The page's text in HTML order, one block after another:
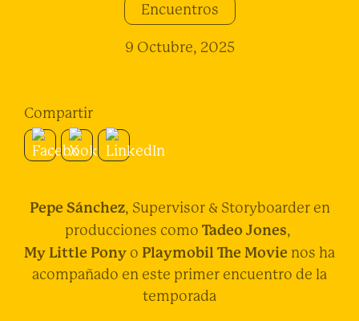
Encuentros
9 Octubre, 2025
Compartir
Pepe Sánchez, Supervisor & Storyboarder en
producciones como Tadeo Jones,
My Little Pony o Playmobil The Movie nos ha
acompañado en este primer encuentro de la
temporada